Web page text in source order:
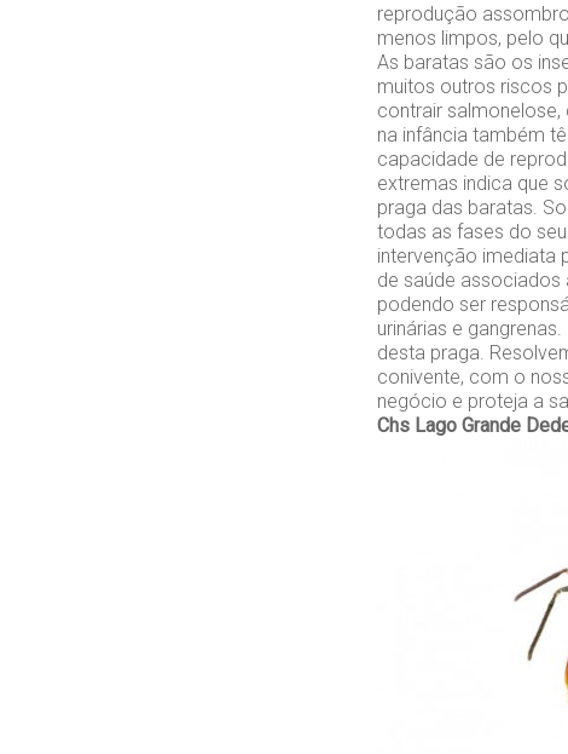
reprodução
menos limpos, pelo
As baratas são os
muitos outros riscos
contrair
na infância também
capacidade de
extremas indica que
praga das baratas.
todas as fases do
intervenção imediata
de saúde associados
podendo ser
urinárias e
desta praga.
conivente, com o
negócio e proteja a
Chs Lago Grande